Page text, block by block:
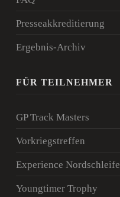
Presseakkreditierung
Ergebnis-Archiv
FÜR TEILNEHMER
GP Track Masters
Vorkriegstreffen
Experience Nordschleife
Youngtimer Trophy